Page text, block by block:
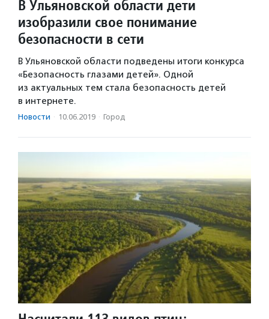
В Ульяновской области дети
изобразили свое понимание
безопасности в сети
В Ульяновской области подведены итоги конкурса
«Безопасность глазами детей». Одной
из актуальных тем стала безопасность детей
в интернете.
Новости · 10.06.2019 · Город